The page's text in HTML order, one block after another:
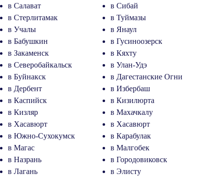
в Салават
в Сибай
в Стерлитамак
в Туймазы
в Учалы
в Янаул
в Бабушкин
в Гусиноозерск
в Закаменск
в Кяхту
в Северобайкальск
в Улан-Удэ
в Буйнакск
в Дагестанские Огни
в Дербент
в Избербаш
в Каспийск
в Кизилюрта
в Кизляр
в Махачкалу
в Хасавюрт
в Хасавюрт
в Южно-Сухокумск
в Карабулак
в Магас
в Малгобек
в Назрань
в Городовиковск
в Лагань
в Элисту